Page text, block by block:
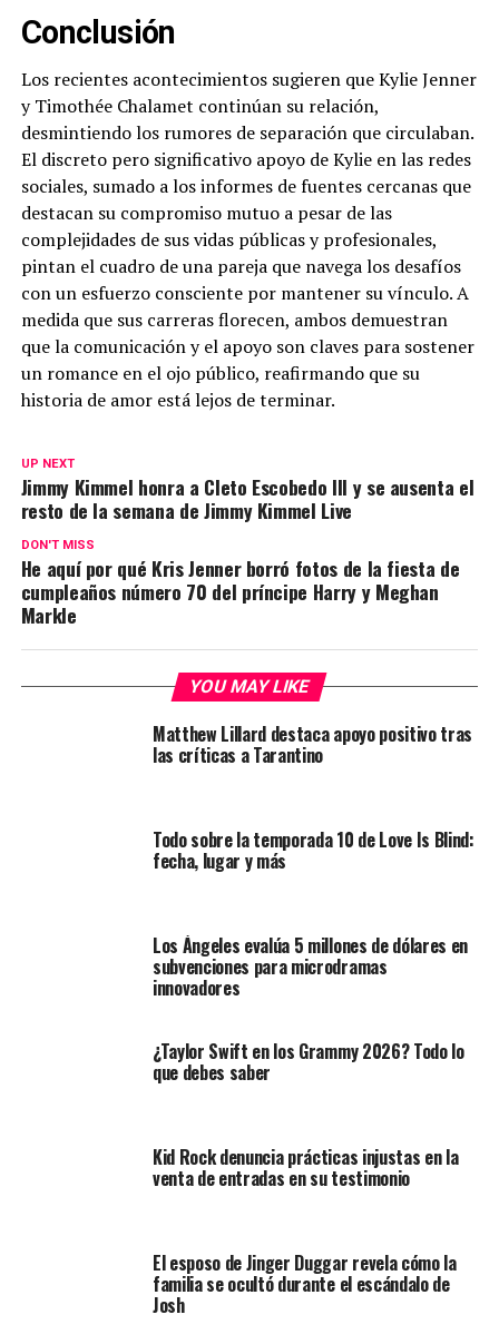
Conclusión
Los recientes acontecimientos sugieren que Kylie Jenner
y Timothée Chalamet continúan su relación,
desmintiendo los rumores de separación que circulaban.
El discreto pero significativo apoyo de Kylie en las redes
sociales, sumado a los informes de fuentes cercanas que
destacan su compromiso mutuo a pesar de las
complejidades de sus vidas públicas y profesionales,
pintan el cuadro de una pareja que navega los desafíos
con un esfuerzo consciente por mantener su vínculo. A
medida que sus carreras florecen, ambos demuestran
que la comunicación y el apoyo son claves para sostener
un romance en el ojo público, reafirmando que su
historia de amor está lejos de terminar.
UP NEXT
Jimmy Kimmel honra a Cleto Escobedo III y se ausenta el
resto de la semana de Jimmy Kimmel Live
DON'T MISS
He aquí por qué Kris Jenner borró fotos de la fiesta de
cumpleaños número 70 del príncipe Harry y Meghan
Markle
YOU MAY LIKE
Matthew Lillard destaca apoyo positivo tras
las críticas a Tarantino
Todo sobre la temporada 10 de Love Is Blind:
fecha, lugar y más
Los Ángeles evalúa 5 millones de dólares en
subvenciones para microdramas
innovadores
¿Taylor Swift en los Grammy 2026? Todo lo
que debes saber
Kid Rock denuncia prácticas injustas en la
venta de entradas en su testimonio
El esposo de Jinger Duggar revela cómo la
familia se ocultó durante el escándalo de
Josh